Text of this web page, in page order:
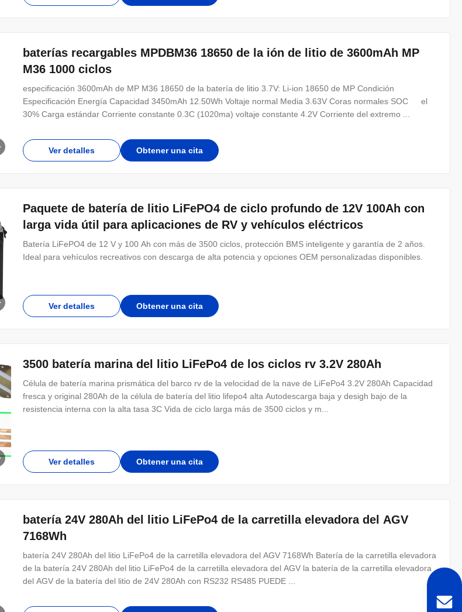
baterías recargables MPDBM36 18650 de la ión de litio de 3600mAh MP
M36 1000 ciclos
especificación 3600mAh de MP M36 18650 de la batería de litio 3.7V: Li-ion 18650 de MP Condición
Especificación Energía Capacidad 3450mAh 12.50Wh Voltaje normal Media 3.63V Coras normales SOC el
30% Carga estándar Corriente constante 0.3C (1020ma) voltaje constante 4.2V Corriente del extremo ...
Ver detalles Obtener una cita
Paquete de batería de litio LiFePO4 de ciclo profundo de 12V 100Ah con
larga vida útil para aplicaciones de RV y vehículos eléctricos
Batería LiFePO4 de 12 V y 100 Ah con más de 3500 ciclos, protección BMS inteligente y garantía de 2 años.
Ideal para vehículos recreativos con descarga de alta potencia y opciones OEM personalizadas disponibles.
Ver detalles Obtener una cita
3500 batería marina del litio LiFePo4 de los ciclos rv 3.2V 280Ah
Célula de batería marina prismática del barco rv de la velocidad de la nave de LiFePo4 3.2V 280Ah Capacidad
fresca y original 280Ah de la célula de batería del litio lifepo4 alta Autodescarga baja y desigh bajo de la
resistencia interna con la alta tasa 3C Vida de ciclo larga más de 3500 ciclos y m...
Ver detalles Obtener una cita
batería 24V 280Ah del litio LiFePo4 de la carretilla elevadora del AGV
7168Wh
batería 24V 280Ah del litio LiFePo4 de la carretilla elevadora del AGV 7168Wh Batería de la carretilla elevadora
de la batería 24V 280Ah del litio LiFePo4 de la carretilla elevadora del AGV la batería de la carretilla elevadora
del AGV de la batería del litio de 24V 280Ah con RS232 RS485 PUEDE ...